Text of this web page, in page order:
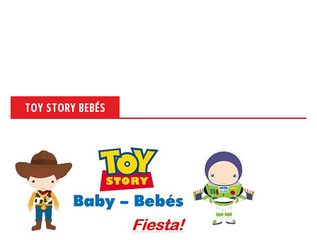
TOY STORY BEBÉS